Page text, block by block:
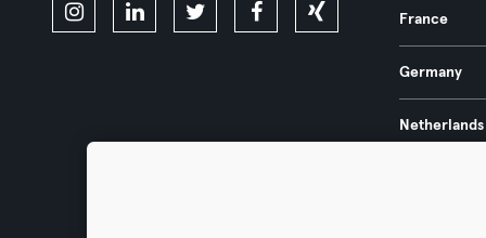
France
Germany
Netherlands